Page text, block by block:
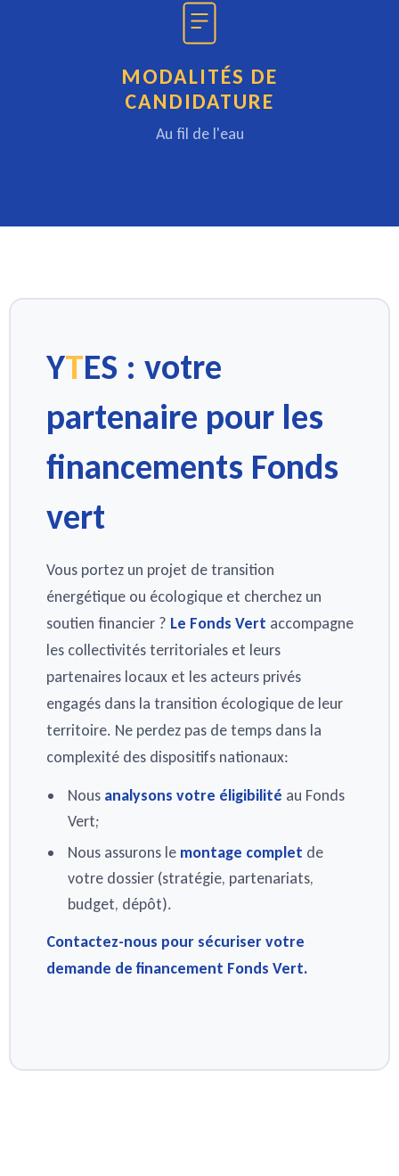
MODALITÉS DE
CANDIDATURE
Au fil de l'eau
YTES: votre
partenaire pour les
financements Fonds
vert
Vous portez un projet de transition
énergétique ou écologique et cherchez un
soutien financier ? Le Fonds Vert accompagne
les collectivités territoriales et leurs
partenaires locaux et les acteurs privés
engagés dans la transition écologique de leur
territoire. Ne perdez pas de temps dans la
complexité des dispositifs nationaux:
Nous analysons votre éligibilité au Fonds
Vert;
Nous assurons le montage complet de
votre dossier (stratégie, partenariats,
budget, dépôt).
Contactez-nous pour sécuriser votre
demande de financement Fonds Vert.